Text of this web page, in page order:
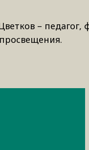
– педагог,